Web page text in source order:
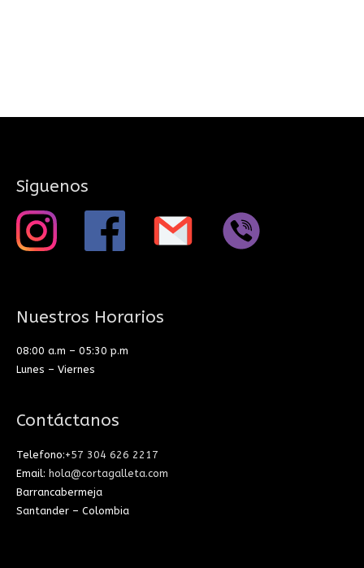
Siguenos
Nuestros Horarios
08:00 a.m – 05:30 p.m
Lunes – Viernes
Contáctanos
Telefono:+57 304 626 2217
Email: hola@cortagalleta.com
Barrancabermeja
Santander – Colombia